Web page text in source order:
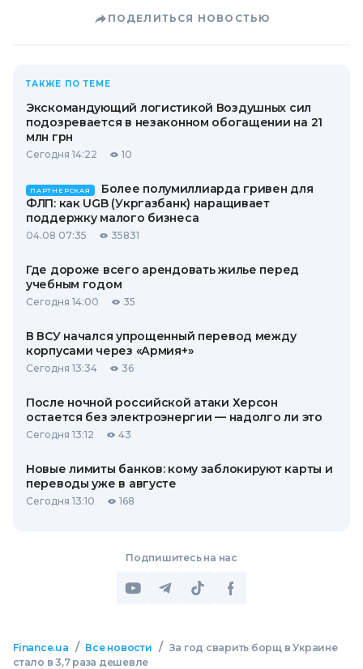
ПОДЕЛИТЬСЯ НОВОСТЬЮ
ТАКЖЕ ПО ТЕМЕ
Экскомандующий логистикой Воздушных сил
подозревается в незаконном обогащении на 21
млн грн
Сегодня 14:22 10
ПАРТНЕРСКАЯ
Более полумиллиарда гривен для
ФЛП: как UGB (Укргазбанк) наращивает
поддержку малого бизнеса
04.08 07:35 35831
Где дороже всего арендовать жилье перед
учебным годом
Сегодня 14:00 35
В ВСУ начался упрощенный перевод между
корпусами через «Армия+»
Сегодня 13:34 36
После ночной российской атаки Херсон
остается без электроэнергии — надолго ли это
Сегодня 13:12 43
Новые лимиты банков: кому заблокируют карты и
переводы уже в августе
Сегодня 13:10 168
Подпишитесь на нас
Finance.ua / Все новости / За год сварить борщ в Украине
стало в 3,7 раза дешевле